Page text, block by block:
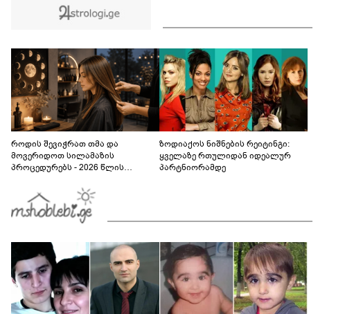
როდის შევიჭრათ თმა და
მოვერიდოთ სილამაზის
პროცედურებს - 2026 წლის
გზამკვლევი
ზოდიაქოს ნიშნების რეიტინგი:
ყველაზე რთულიდან იდეალურ
პარტნიორამდე